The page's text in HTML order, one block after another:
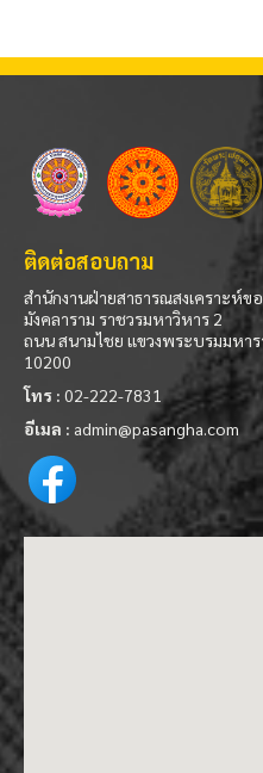
ติดต่อสอบถาม
สำนักงานฝ่ายสาธารณสงเคราะห์
มังคลาราม ราชวรมหาวิหาร 2
ถนน สนามไชย แขวงพระบรมมหา
10200
โทร : 02-222-7831
อีเมล : admin@pasangha.com